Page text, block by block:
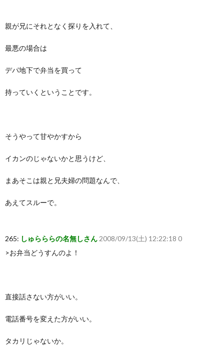
親が兄にそれとなく探りを入れて、
最悪の場合は
デパ地下で弁当を買って
持っていくということです。
そうやって甘やかすから
イカンのじゃないかと思うけど、
まあそこは親と兄夫婦の問題なんで、
あえてスルーで。
265: しゅらららの名無しさん 2008/09/13(土) 12:22:18 0
>お弁当どうすんのよ！
直接話さない方がいい。
電話番号を変えた方がいい。
タカリじゃないか。